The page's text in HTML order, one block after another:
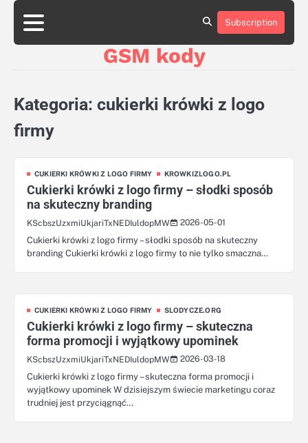
Skip
content
aluminumboatplans.com
dobra-
plywoodboatplans.com
aluminumboatplans.com
dobra-
plywoodboatplans.com
Kontakt
Kontakt
Subscription
GSM kody
Kategoria: cukierki krówki z logo
firmy
CUKIERKI KRÓWKI Z LOGO FIRMY KROWKIZLOGO.PL
Cukierki krówki z logo firmy – słodki sposób
na skuteczny branding
KScbszUzxmiUkjariTxNEDIuldopMW
2026-05-01
Cukierki krówki z logo firmy – słodki sposób na skuteczny
branding Cukierki krówki z logo firmy to nie tylko smaczna…
CUKIERKI KRÓWKI Z LOGO FIRMY SLODYCZE.ORG
Cukierki krówki z logo firmy – skuteczna
forma promocji i wyjątkowy upominek
KScbszUzxmiUkjariTxNEDIuldopMW
2026-03-18
Cukierki krówki z logo firmy – skuteczna forma promocji i
wyjątkowy upominek W dzisiejszym świecie marketingu coraz
trudniej jest przyciągnąć…